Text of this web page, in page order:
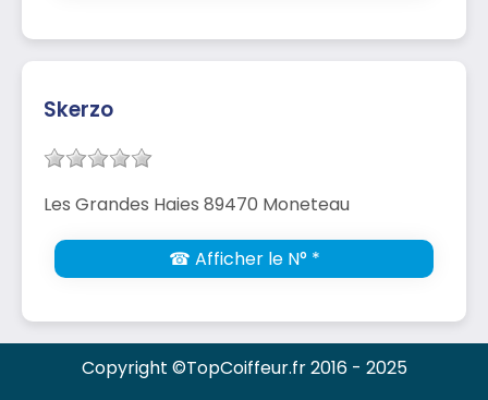
Skerzo
Les Grandes Haies 89470 Moneteau
☎ Afficher le N° *
Copyright ©TopCoiffeur.fr 2016 - 2025